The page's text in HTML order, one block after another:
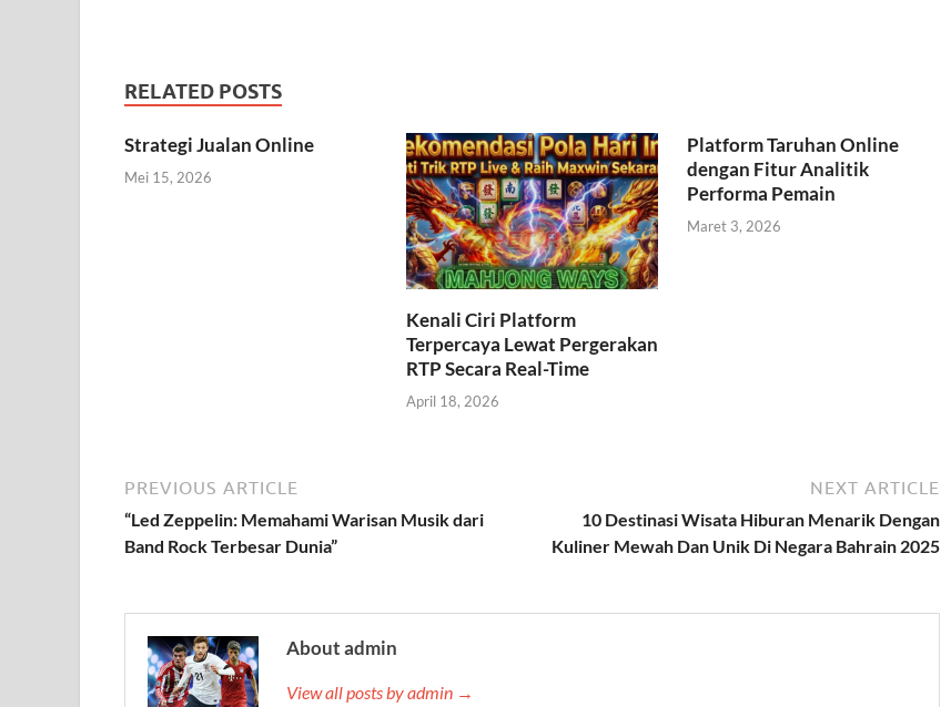
RELATED POSTS
Strategi Jualan Online
Mei 15, 2026
Kenali Ciri Platform
Terpercaya Lewat Pergerakan
RTP Secara Real-Time
April 18, 2026
Platform Taruhan Online
dengan Fitur Analitik
Performa Pemain
Maret 3, 2026
PREVIOUS ARTICLE
“Led Zeppelin: Memahami Warisan Musik dari
Band Rock Terbesar Dunia”
NEXT ARTICLE
10 Destinasi Wisata Hiburan Menarik Dengan
Kuliner Mewah Dan Unik Di Negara Bahrain 2025
About admin
View all posts by admin →